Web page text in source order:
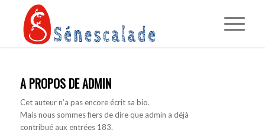
A PROPOS DEADMIN
Cet auteur n’a pas encore écrit sa bio.
Mais nous sommes fiers de dire que admin a déjà
contribué aux entrées 183.